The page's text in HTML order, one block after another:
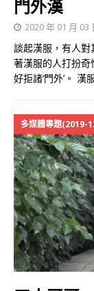
門外漢
2020 年 01 月 03
談起漢服，有人
著漢服的人打扮奇
好拒諸‘門外’。
多媒體專題(2019-